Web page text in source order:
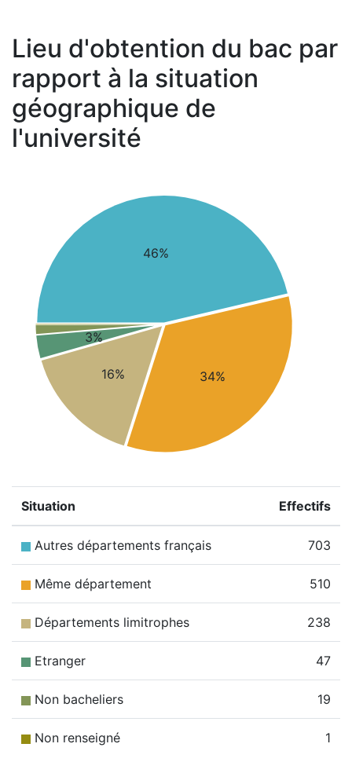
Lieu d'obtention du bac par
rapport à la situation
géographique de
l'université
46%
34%
16%
3%
Situation Effectifs
Autres départements français 703
Même département 510
Départements limitrophes 238
Etranger 47
Non bacheliers 19
Non renseigné 1